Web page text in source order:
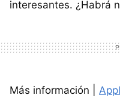
interesantes. ¿Habrá
Más información |